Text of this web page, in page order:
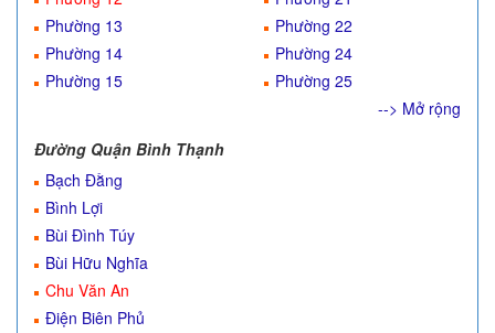
Phường 13
Phường 14
Phường 15
Phường 22
Phường 24
Phường 25
--> Mở rộng
Đường Quận Bình Thạnh
Bạch Đằng
Bình Lợi
Bùi Đình Túy
Bùi Hữu Nghĩa
Chu Văn An
Điện Biên Phủ